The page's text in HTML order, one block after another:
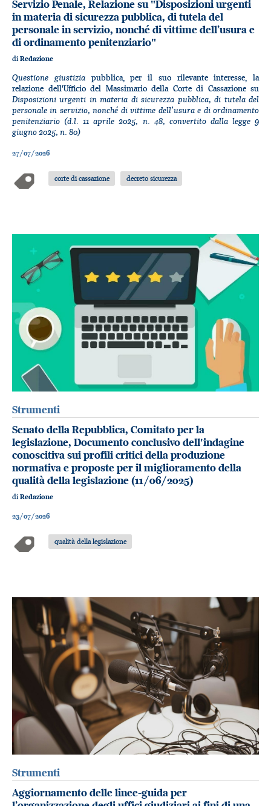
Servizio Penale, Relazione su "Disposizioni urgenti
in materia di sicurezza pubblica, di tutela del
personale in servizio, nonché di vittime dell’usura e
di ordinamento penitenziario"
diRedazione
Questione giustizia pubblica, per il suo rilevante interesse, la
relazione dell'Ufficio del Massimario della Corte di Cassazione su
Disposizioni urgenti in materia di sicurezza pubblica, di tutela del
personale in servizio, nonché di vittime dell’usura e di ordinamento
penitenziario (d.l. 11 aprile 2025, n. 48, convertito dalla legge 9
giugno 2025, n. 80)
27/07/2026
corte di cassazione decreto sicurezza
Strumenti
Senato della Repubblica, Comitato per la
legislazione, Documento conclusivo dell'indagine
conoscitiva sui profili critici della produzione
normativa e proposte per il miglioramento della
qualità della legislazione (11/06/2025)
diRedazione
23/07/2026
qualità della legislazione
Strumenti
Aggiornamento delle linee-guida per